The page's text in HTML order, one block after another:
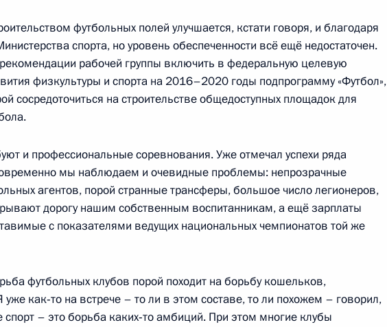
Перу Ольянтой Умалой
20:15 Париж
министром Израиля Биньямином Нетаньяху
20:00 Париж
футбольных полей улучшается, кстати говоря, и благодаря
спорта, но уровень обеспеченности всё ещё недостаточен.
рабочей группы включить в федеральную целевую
физкультуры и спорта на 2016–2020 годы подпрограмму «Футбол»,
сосредоточиться на строительстве общедоступных площадок для
и профессиональные соревнования. Уже отмечал успехи ряда
мы наблюдаем и очевидные проблемы: непрозрачные
агентов, порой странные трансферы, большое число легионеров,
дорогу нашим собственным воспитанникам, а ещё зарплаты
с показателями ведущих национальных чемпионатов той же
футбольных клубов порой походит на борьбу кошельков,
как‑то на встрече – то ли в этом составе, то ли похожем – говорил,
спорт – это борьба каких‑то амбиций. При этом многие клубы